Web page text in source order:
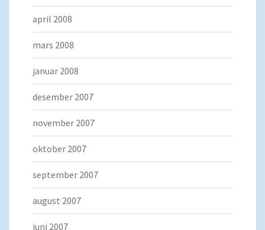
april 2008
mars 2008
januar 2008
desember 2007
november 2007
oktober 2007
september 2007
august 2007
juni 2007